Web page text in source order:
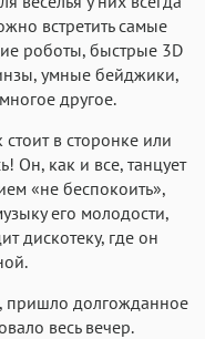
встретить самые
роботы, быстрые 3D
умные бейджики,
другое.
в сторонке или
Он, как и все, танцует
«не беспокоить»,
его молодости,
дискотеку, где он
пришло долгожданное
весь вечер.